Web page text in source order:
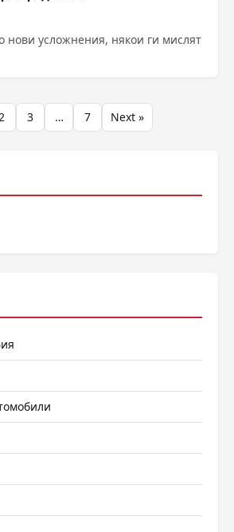
нови усложнения, някои ги мислят
3 … 7 Next »